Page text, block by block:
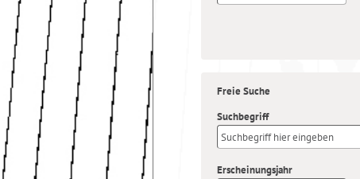
Freie Suche
Suchbegriff
Erscheinungsjahr